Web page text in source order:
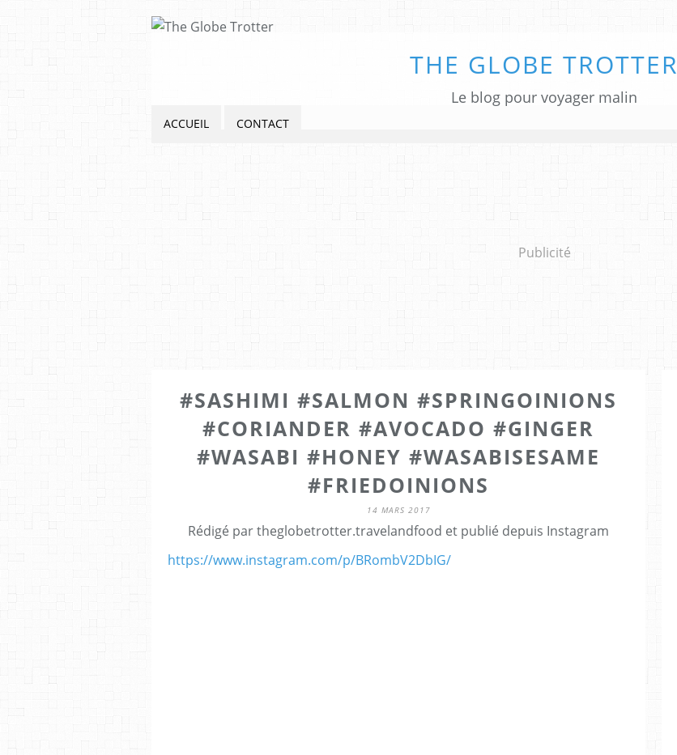
THE GLOBE TROTTER
Le blog pour voyager malin
ACCUEIL CONTACT
Publicité
#SASHIMI #SALMON #SPRINGOINIONS
#CORIANDER #AVOCADO #GINGER
#WASABI #HONEY #WASABISESAME
#FRIEDOINIONS
14 MARS 2017
Rédigé par theglobetrotter.travelandfood et publié depuis Instagram
https://www.instagram.com/p/BRombV2DbIG/